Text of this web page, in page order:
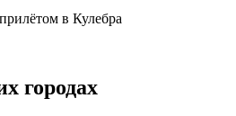
в Кулебра
городах